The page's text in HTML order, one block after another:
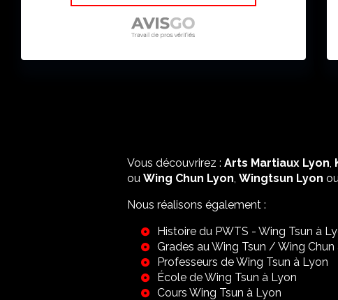
Vous découvrirez : Arts Martiaux Lyon
ou Wing Chun Lyon Wingtsun Lyon ou
Nous réalisons également :
Histoire du PWTS - Wing Tsun à
Grades au Wing Tsun / Wing Chun
Professeurs de Wing Tsun à Lyon
École de Wing Tsun à Lyon
Cours Wing Tsun à Lyon